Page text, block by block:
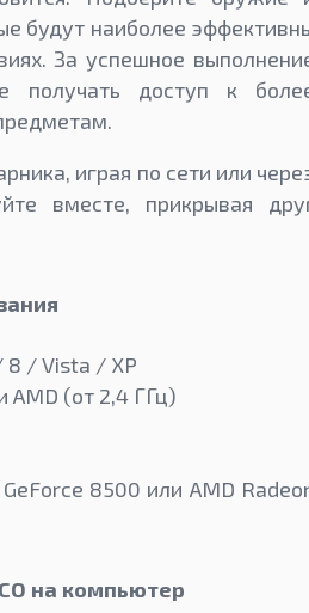
будут наиболее
За успешное
получать доступ к
играя по сети или
вместе, прикрывая
8 / Vista / XP
AMD (от 2,4 ГГц)
8500 или AMD
на компьютер